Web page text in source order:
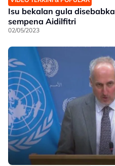
Isu bekalan gula
sempena Aidilfitri
02/05/2023